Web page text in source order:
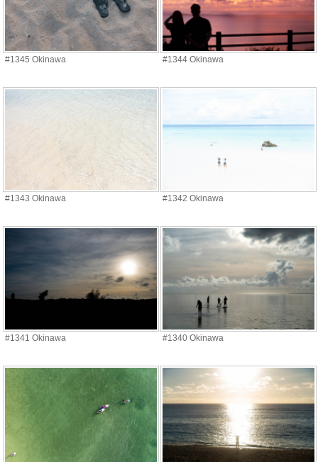
#1345 Okinawa #1344 Okinawa
#1343 Okinawa #1342 Okinawa
#1341 Okinawa #1340 Okinawa